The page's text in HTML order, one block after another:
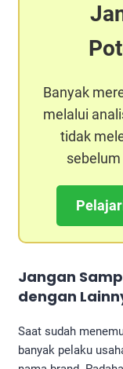
Banyak
melalui
tidak
Jangan
dengan
Saat sudah
banyak pelaku